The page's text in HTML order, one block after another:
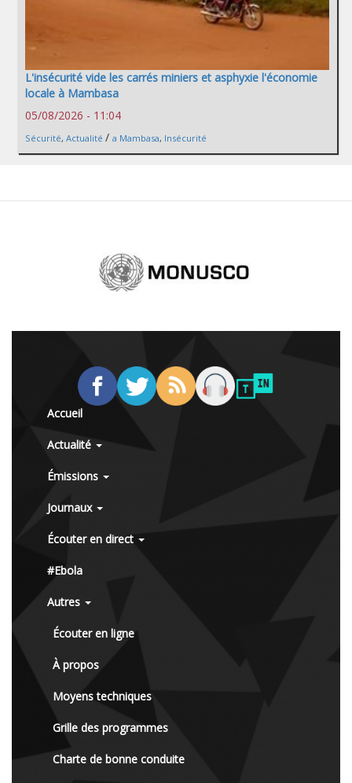
L'insécurité vide les carrés miniers et asphyxie l'économie
locale à Mambasa
05/08/2026 - 11:04
Sécurité, Actualité / a Mambasa, Insécurité
Accueil
Actualité
Émissions
Journaux
Écouter en direct
#Ebola
Autres
Écouter en ligne
À propos
Moyens techniques
Grille des programmes
Charte de bonne conduite